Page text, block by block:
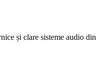
și clare sisteme audio